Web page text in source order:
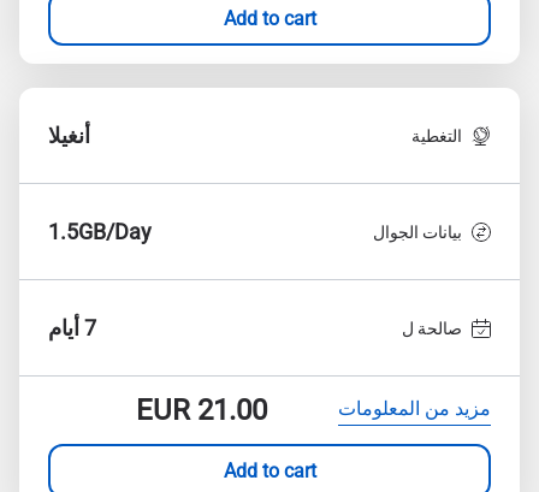
Add to cart
التغطية أنغيلا
بيانات الجوال 1.5GB/Day
صالحة ل 7 أيام
مزيد من المعلومات EUR21.00
Add to cart